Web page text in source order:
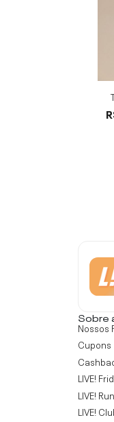
Sobre
Nossos
Cupons
LIVE!
LIVE!
LIVE!